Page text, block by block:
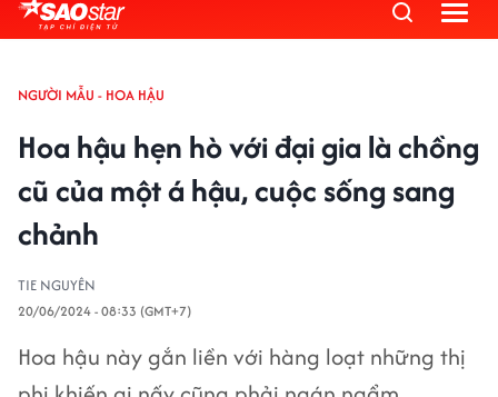
NGƯỜI MẪU - HOA HẬU
Hoa hậu hẹn hò với đại gia là chồng
cũ của một á hậu, cuộc sống sang
chảnh
TIE NGUYÊN
20/06/2024 - 08:33 (GMT+7)
Hoa hậu này gắn liền với hàng loạt những thị